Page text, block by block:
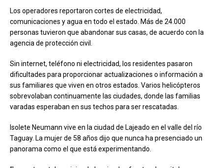
Los operadores reportaron cortes de electricidad,
comunicaciones y agua en todo el estado. Más de 24.000
personas tuvieron que abandonar sus casas, de acuerdo con la
agencia de protección civil.
Sin internet, teléfono ni electricidad, los residentes pasaron
dificultades para proporcionar actualizaciones o información a
sus familiares que viven en otros estados. Varios helicópteros
sobrevolaban continuamente las ciudades, donde las familias
varadas esperaban en sus techos para ser rescatadas.
Isolete Neumann vive en la ciudad de Lajeado en el valle del río
Taguay. La mujer de 58 años dijo que nunca ha presenciado un
panorama como el que está experimentando.